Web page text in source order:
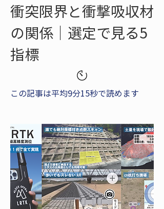
衝突限界と衝撃吸収材
の関係｜選定で見る5
指標
この記事は平均9分15秒で読めます